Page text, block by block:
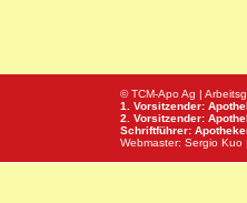
© TCM-Apo Ag |
1. Vorsitzender:
2. Vorsitzender:
Schriftführer:
Webmaster: Sergio Kuo